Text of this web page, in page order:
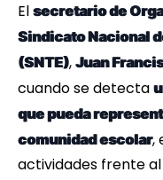
El secretario de
Sindicato Nacional
(SNTE), Juan
cuando se detecta
que pueda
comunidad escolar,
actividades frente al